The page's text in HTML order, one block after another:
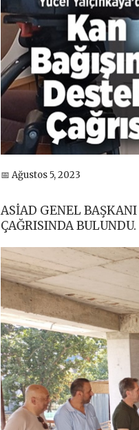
📅 Ağustos 5, 2023
ASİAD GENEL
ÇAĞRISINDA BULUNDU.